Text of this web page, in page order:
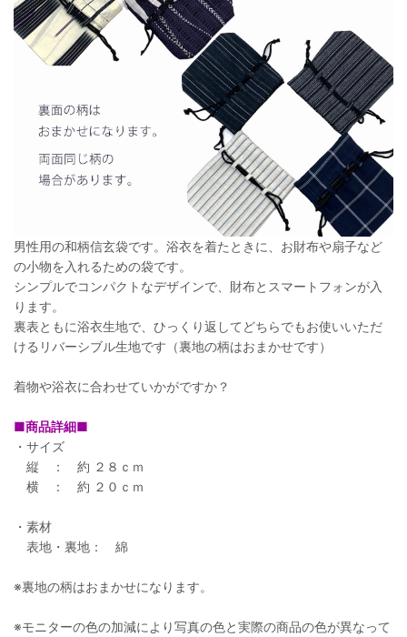
男性用の和柄信玄袋です。浴衣を着たときに、お財布や扇子など
の小物を入れるための袋です。
シンプルでコンパクトなデザインで、財布とスマートフォンが入
ります。
裏表ともに浴衣生地で、ひっくり返してどちらでもお使いいただ
けるリバーシブル生地です（裏地の柄はおまかせです）
着物や浴衣に合わせていかがですか？
■商品詳細■
・サイズ
縦 ： 約 ２８ｃｍ
横 ： 約 ２０ｃｍ
・素材
表地・裏地： 綿
※裏地の柄はおまかせになります。
※モニターの色の加減により写真の色と実際の商品の色が異なって